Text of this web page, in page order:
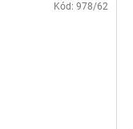
Kód: 978/62